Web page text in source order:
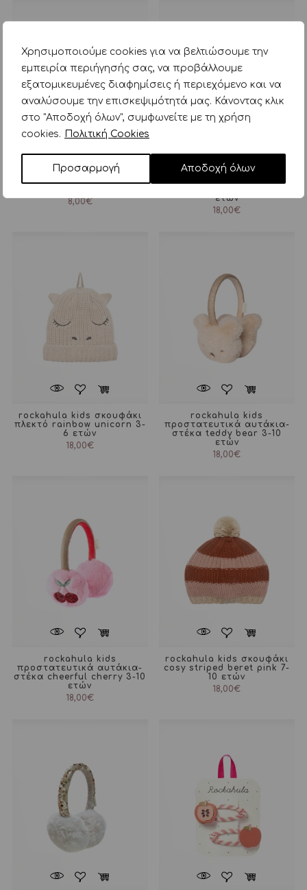
Χρησιμοποιούμε cookies για να βελτιώσουμε την
εμπειρία περιήγησής σας, να προβάλλουμε
εξατομικευμένες διαφημίσεις ή περιεχόμενο και να
αναλύσουμε την επισκεψιμότητά μας. Κάνοντας κλικ
στο "Αποδοχή όλων", συμφωνείτε με τη χρήση
cookies. Πολιτική Cookies
Προσαρμογή Αποδοχή όλων
rockahula kids κλιπ
8,00€
rockahula kids σκουφάκι
ετών
18,00€
rockahula kids σκουφάκι
πλεκτό rainbow unicorn 3-
6 ετών
18,00€
rockahula kids
προστατευτικά αυτάκια-
στέκα teddy bear 3-10
ετών
18,00€
rockahula kids
προστατευτικά αυτάκια-
στέκα cheerful cherry 3-10
ετών
18,00€
rockahula kids σκουφάκι
cosy striped beret pink 7-
10 ετών
18,00€